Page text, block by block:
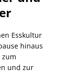
Esskultur
hinaus
und zur